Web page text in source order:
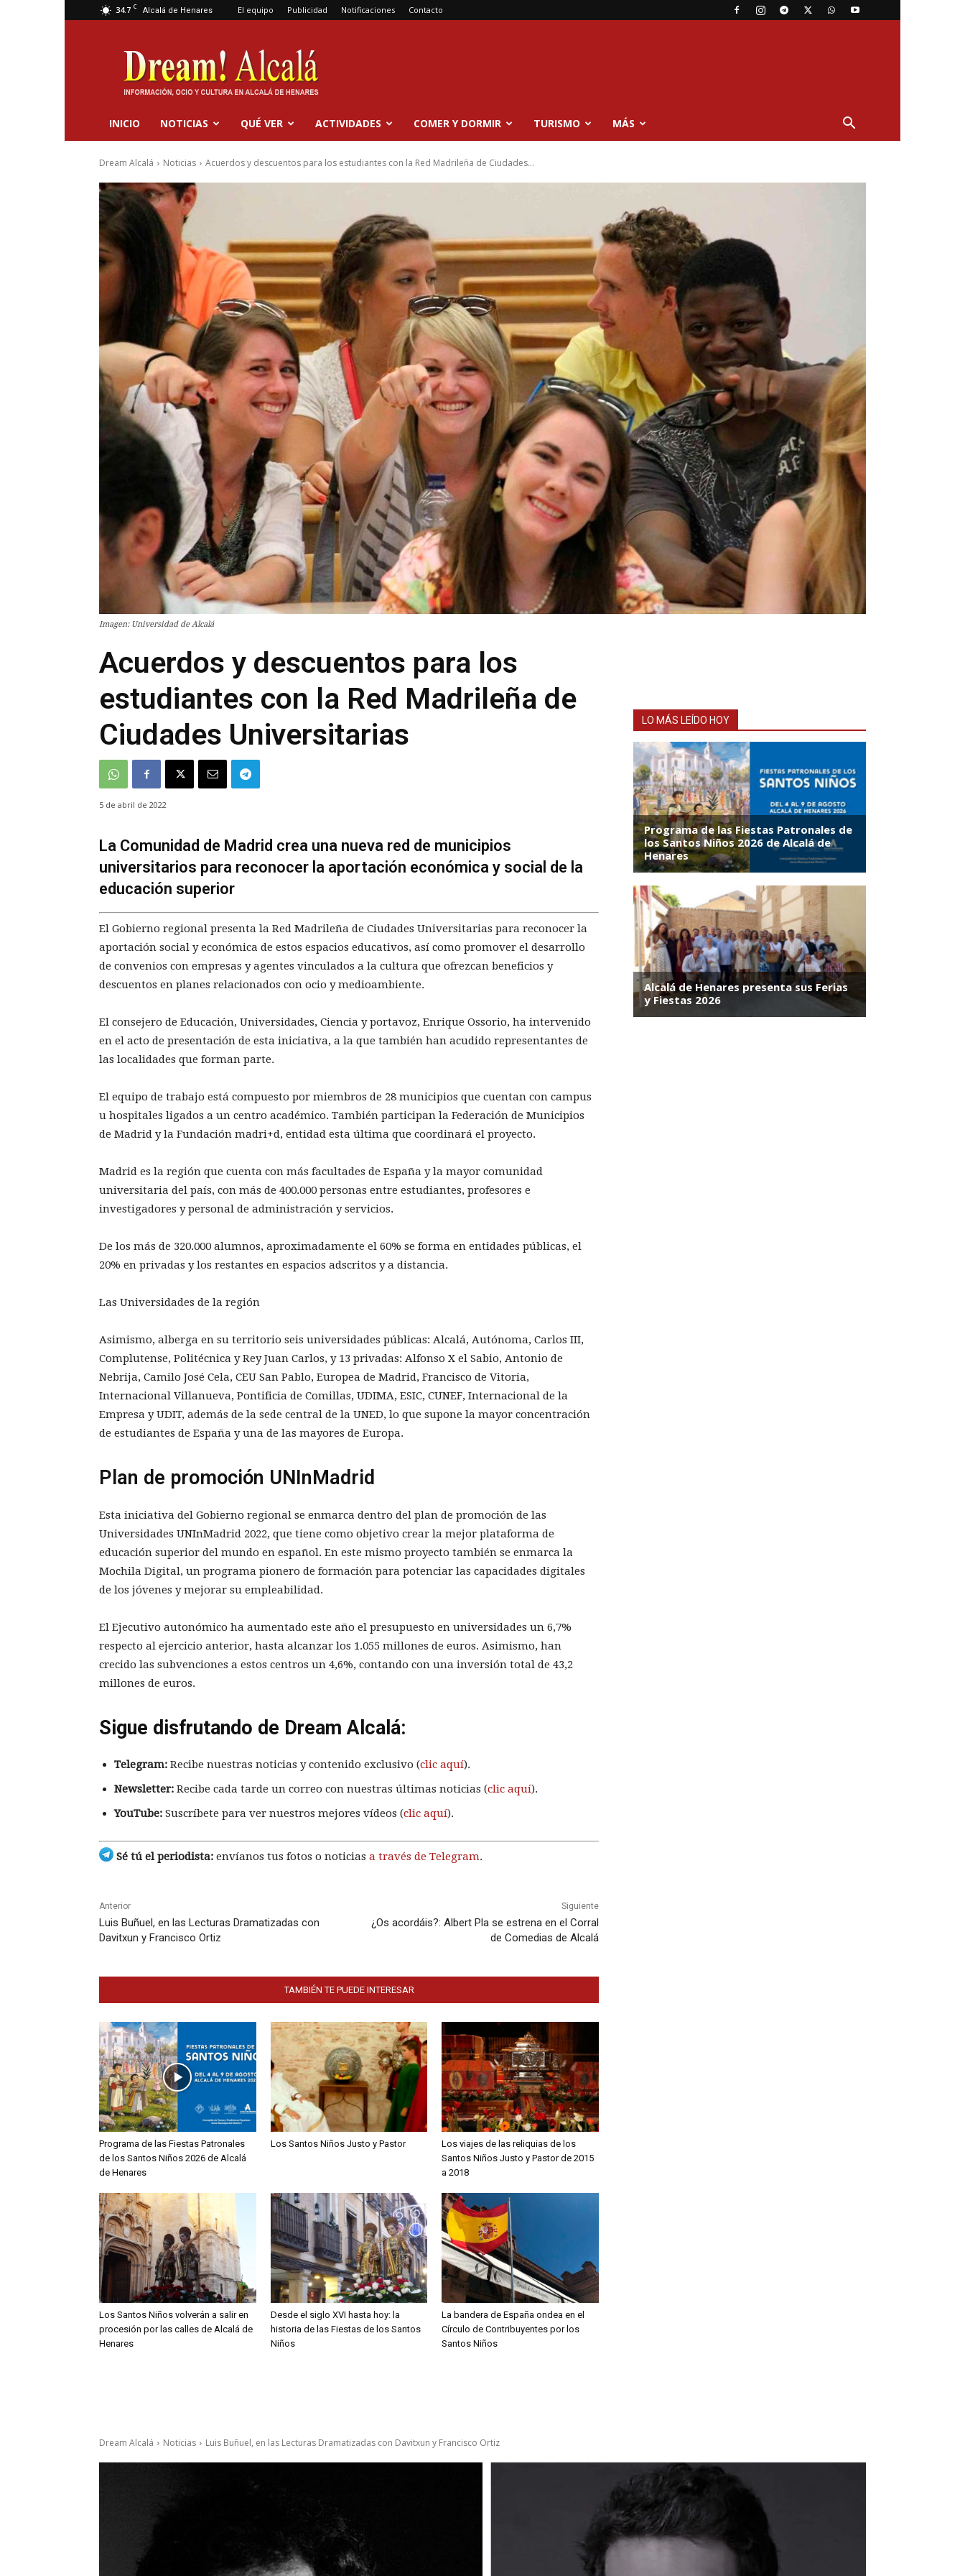
34.7 C Alcalá de Henares El equipo Publicidad Notificaciones Contacto
Dream
Alcalá
INICIO NOTICIAS QUÉ VER ACTIVIDADES COMER Y DORMIR TURISMO MÁS
Dream Alcalá Noticias Acuerdos y descuentos para los estudiantes con la Red Madrileña de Ciudades...
Imagen: Universidad de Alcalá
Acuerdos y descuentos para los
estudiantes con la Red Madrileña de
Ciudades Universitarias
5 de abril de 2022
La Comunidad de Madrid crea una nueva red de municipios
universitarios para reconocer la aportación económica y social de la
educación superior
El Gobierno regional presenta la Red Madrileña de Ciudades Universitarias para reconocer la
aportación social y económica de estos espacios educativos, así como promover el desarrollo
de convenios con empresas y agentes vinculados a la cultura que ofrezcan beneficios y
descuentos en planes relacionados con ocio y medioambiente.
El consejero de Educación, Universidades, Ciencia y portavoz, Enrique Ossorio, ha intervenido
en el acto de presentación de esta iniciativa, a la que también han acudido representantes de
las localidades que forman parte.
El equipo de trabajo está compuesto por miembros de 28 municipios que cuentan con campus
u hospitales ligados a un centro académico. También participan la Federación de Municipios
de Madrid y la Fundación madri+d, entidad esta última que coordinará el proyecto.
Madrid es la región que cuenta con más facultades de España y la mayor comunidad
universitaria del país, con más de 400.000 personas entre estudiantes, profesores e
investigadores y personal de administración y servicios.
De los más de 320.000 alumnos, aproximadamente el 60% se forma en entidades públicas, el
20% en privadas y los restantes en espacios adscritos y a distancia.
Las Universidades de la región
Asimismo, alberga en su territorio seis universidades públicas: Alcalá, Autónoma, Carlos III,
Complutense, Politécnica y Rey Juan Carlos, y 13 privadas: Alfonso X el Sabio, Antonio de
Nebrija, Camilo José Cela, CEU San Pablo, Europea de Madrid, Francisco de Vitoria,
Internacional Villanueva, Pontificia de Comillas, UDIMA, ESIC, CUNEF, Internacional de la
Empresa y UDIT, además de la sede central de la UNED, lo que supone la mayor concentración
de estudiantes de España y una de las mayores de Europa.
Plan de promoción UNInMadrid
Esta iniciativa del Gobierno regional se enmarca dentro del plan de promoción de las
Universidades UNInMadrid 2022, que tiene como objetivo crear la mejor plataforma de
educación superior del mundo en español. En este mismo proyecto también se enmarca la
Mochila Digital, un programa pionero de formación para potenciar las capacidades digitales
de los jóvenes y mejorar su empleabilidad.
El Ejecutivo autonómico ha aumentado este año el presupuesto en universidades un 6,7%
respecto al ejercicio anterior, hasta alcanzar los 1.055 millones de euros. Asimismo, han
crecido las subvenciones a estos centros un 4,6%, contando con una inversión total de 43,2
millones de euros.
Sigue disfrutando de Dream Alcalá:
Telegram: Recibe nuestras noticias y contenido exclusivo (clic aquí).
Newsletter: Recibe cada tarde un correo con nuestras últimas noticias (clic aquí).
YouTube: Suscríbete para ver nuestros mejores vídeos (clic aquí).
Sé tú el periodista: envíanos tus fotos o noticias a través de Telegram.
Anterior
Luis Buñuel, en las Lecturas Dramatizadas con
Davitxun y Francisco Ortiz
Siguiente
¿Os acordáis?: Albert Pla se estrena en el Corral
de Comedias de Alcalá
TAMBIÉN TE PUEDE INTERESAR
Programa de las Fiestas Patronales
de los Santos Niños 2026 de Alcalá
de Henares
Los Santos Niños Justo y Pastor
Los viajes de las reliquias de los
Santos Niños Justo y Pastor de 2015
a 2018
Los Santos Niños volverán a salir en
procesión por las calles de Alcalá de
Henares
Desde el siglo XVI hasta hoy: la
historia de las Fiestas de los Santos
Niños
La bandera de España ondea en el
Círculo de Contribuyentes por los
Santos Niños
LO MÁS LEÍDO HOY